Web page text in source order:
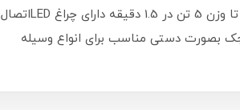
ابزاری چند کاره برای بلند کردن ماشین ، باد کردن تایر و روشن کردن محیط کارتولید هوا با فشار 150 PSIبلند کردن خودرو تا وزن 5 تن در 1.5 دقیقه دارای چراغ LEDاتصال
بصورت دستی مناسب برای انواع وسیله